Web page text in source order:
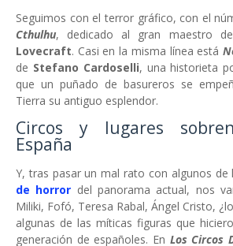
Seguimos con el terror gráfico, con el
Cthulhu, dedicado al gran maestro de
Lovecraft. Casi en la misma línea está
de Stefano Cardoselli, una historieta
que un puñado de basureros se
Tierra su antiguo esplendor.
Circos y lugares
España
Y, tras pasar un mal rato con algunos de
de horror del panorama actual, nos
Miliki, Fofó, Teresa Rabal, Ángel Cristo,
algunas de las míticas figuras que
generación de españoles. En Los Circos